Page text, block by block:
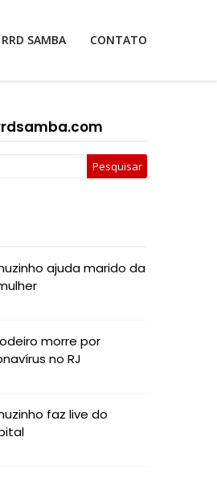
SAMBA CONTATO
ajuda marido da
morre por
no RJ
faz live do